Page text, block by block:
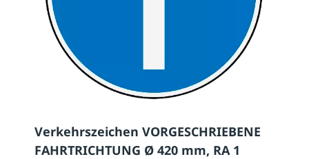
Verkehrszeichen VORGESCHRIEBENE
FAHRTRICHTUNG Ø 420 mm, RA 1